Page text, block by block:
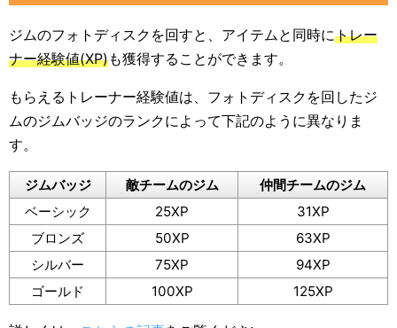
ジムのフォトディスクを回すと、アイテムと同時にトレー
ナー経験値(XP)も獲得することができます。
もらえるトレーナー経験値は、フォトディスクを回したジ
ムのジムバッジのランクによって下記のように異なりま
す。
ジムバッジ 敵チームのジム
仲間チームのジム
ベーシック
25XP
31XP
ブロンズ
50XP
63XP
シルバー
75XP
94XP
ゴールド
100XP 125XP